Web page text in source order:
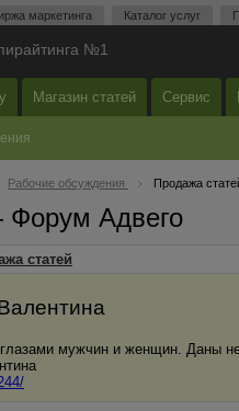
маркетинга Каталог услуг
№1
Магазин статей Сервис
Рабочие обсуждения Продажа
Форум Адвего
статей
мужчин и женщин. Даны